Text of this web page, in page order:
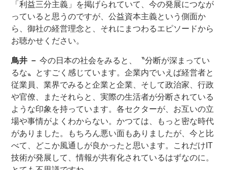
「利益三分主義」を掲げられていて、今の発展につなが
っていると思うのですが、公益資本主義という側面か
ら、御社の経営理念と、それにまつわるエピソードから
お聴かせください。
鳥井 － 今の日本の社会をみると、〝分断が深まってい
るな〟とすごく感じています。企業内でいえば経営者と
従業員、業界でみると企業と企業、そして政治家、行政
や官僚、またそれらと、実際の生活者が分断されている
ような印象を持っています。各セクターが、お互いの立
場や事情がよくわからない。かつては、もっと密な時代
がありました。もちろん悪い面もありましたが、今と比
べて、どこか風通しが良かったと思います。これだけIT
技術が発展して、情報が共有化されているはずなのに。